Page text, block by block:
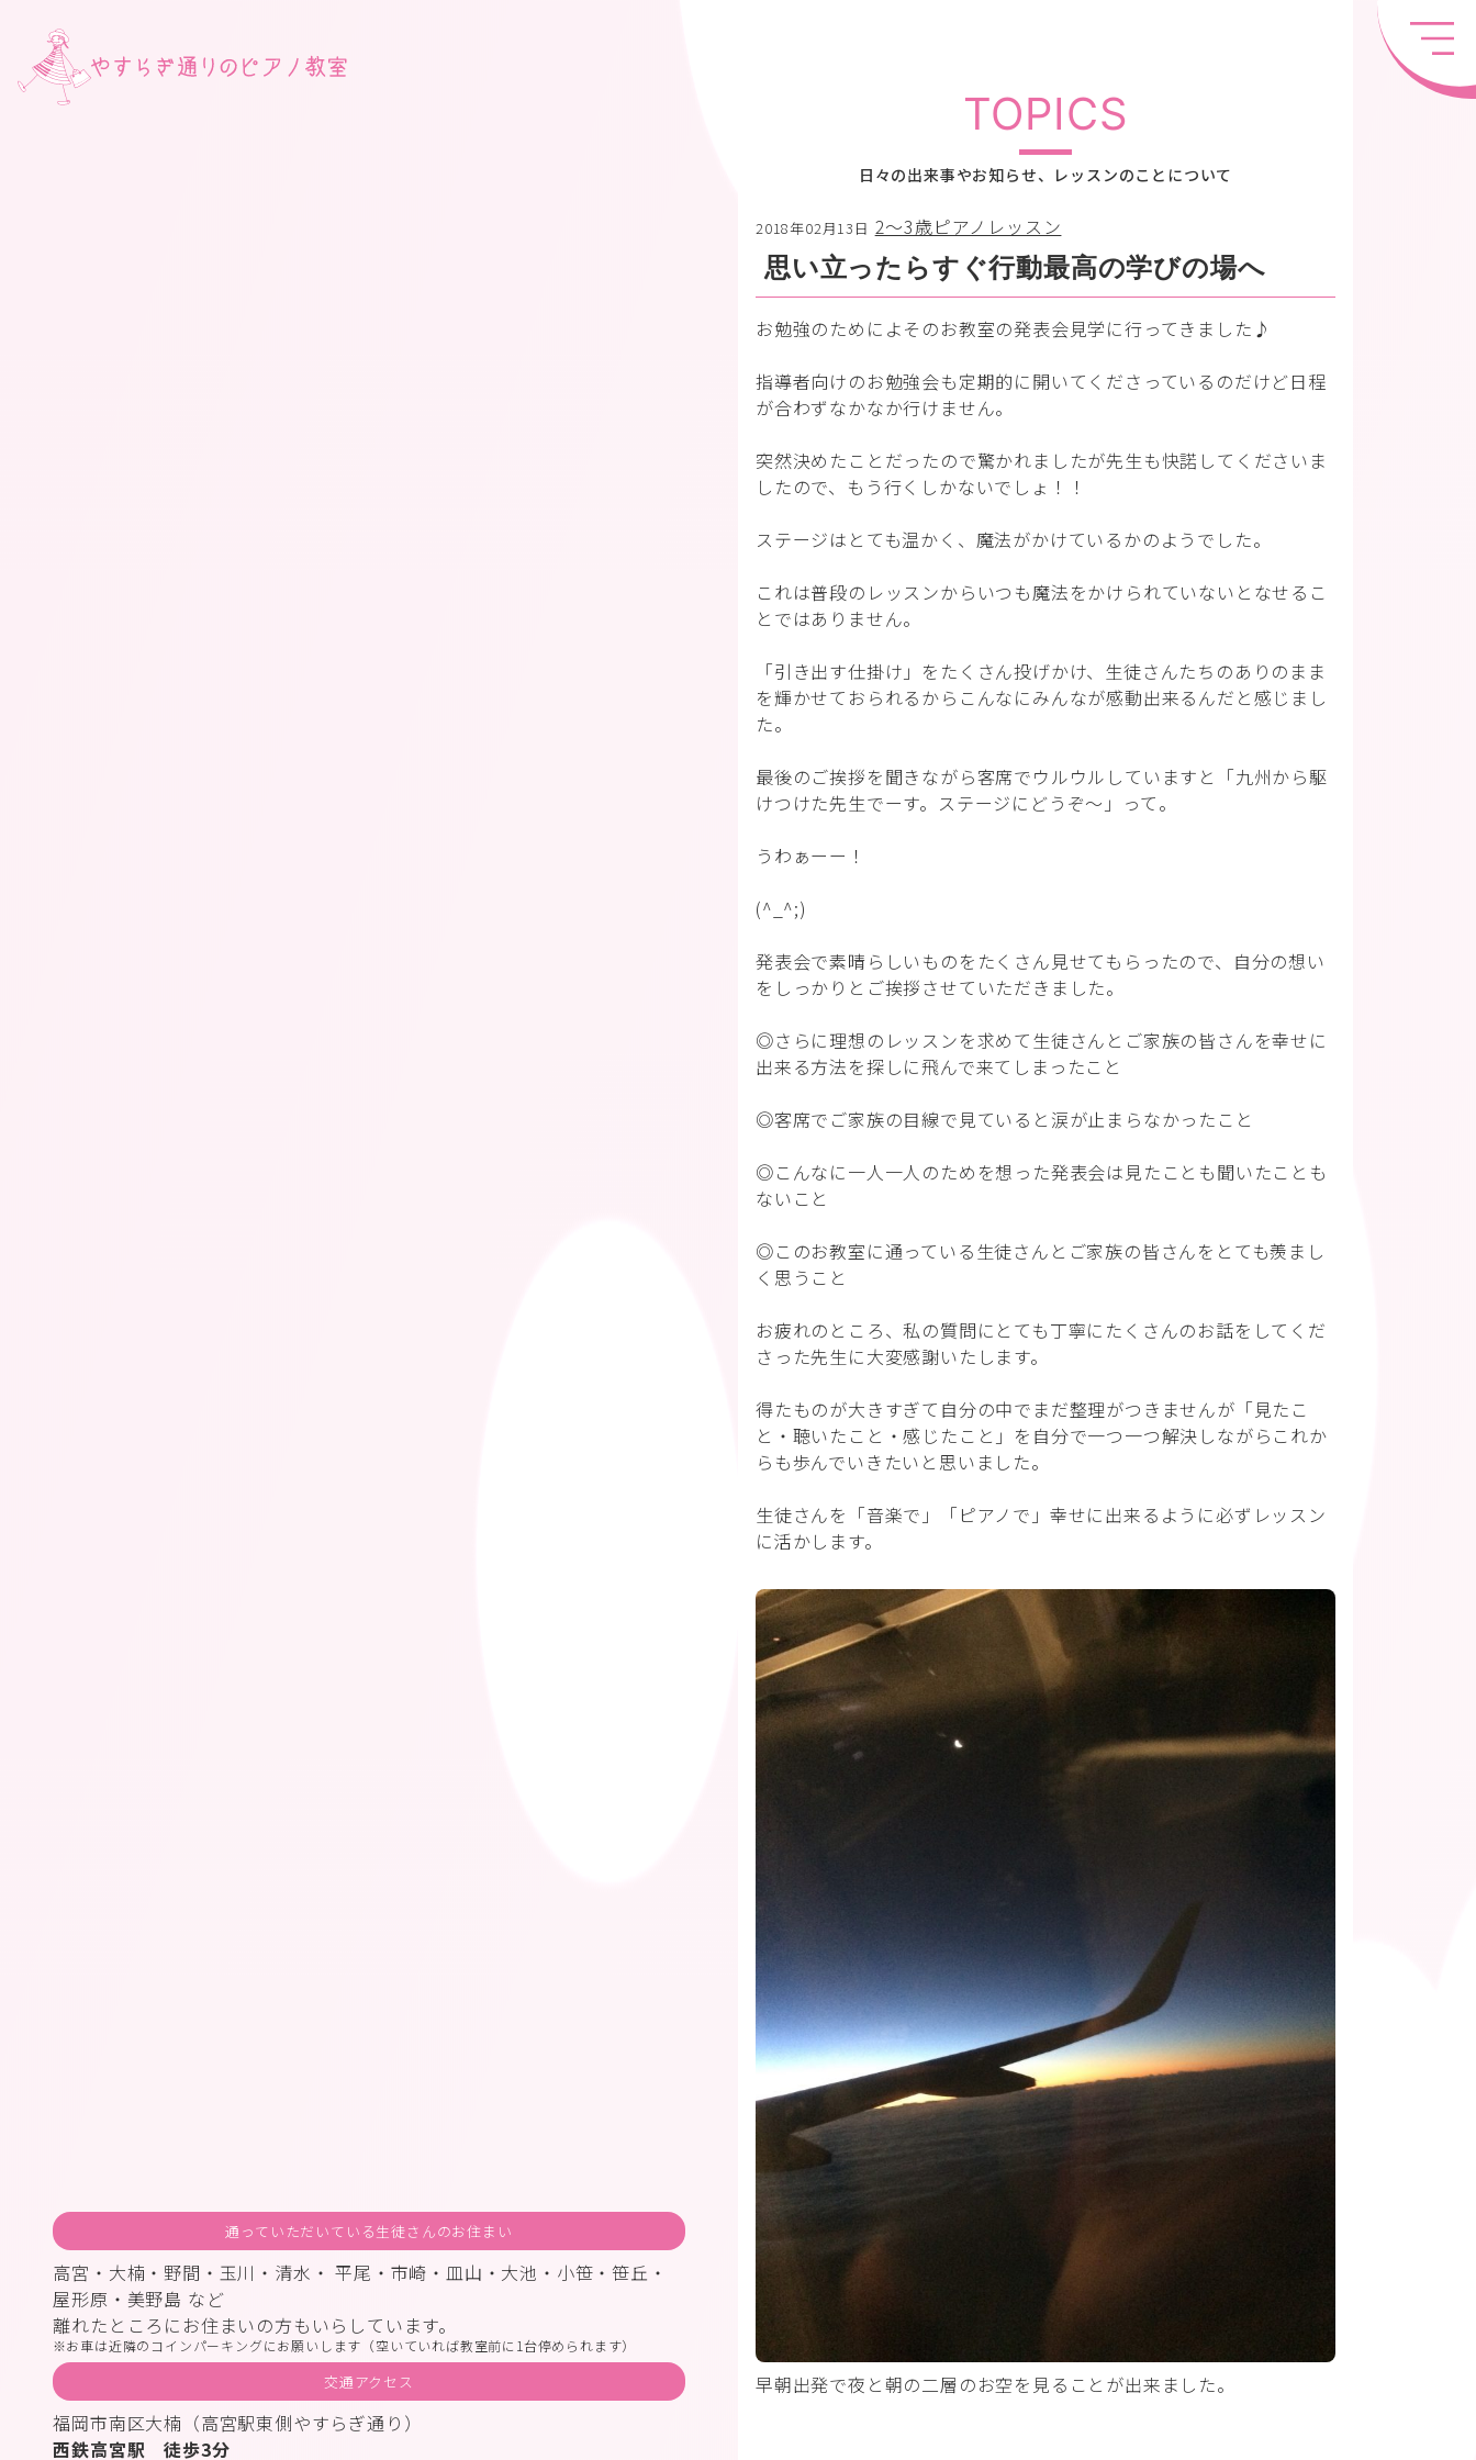
TOPICS
日々の出来事やお知らせ、レッスンのことについて
2018年02月13日 2〜3歳ピアノレッスン
思い立ったらすぐ行動最高の学びの場へ
お勉強のためによそのお教室の発表会見学に行ってきました♪
指導者向けのお勉強会も定期的に開いてくださっているのだけど日程
が合わずなかなか行けません。
突然決めたことだったので驚かれましたが先生も快諾してくださいま
したので、もう行くしかないでしょ！！
ステージはとても温かく、魔法がかけているかのようでした。
これは普段のレッスンからいつも魔法をかけられていないとなせるこ
とではありません。
「引き出す仕掛け」をたくさん投げかけ、生徒さんたちのありのまま
を輝かせておられるからこんなにみんなが感動出来るんだと感じまし
た。
最後のご挨拶を聞きながら客席でウルウルしていますと「九州から駆
けつけた先生でーす。ステージにどうぞ～」って。
うわぁーー！
(^_^;)
発表会で素晴らしいものをたくさん見せてもらったので、自分の想い
をしっかりとご挨拶させていただきました。
◎さらに理想のレッスンを求めて生徒さんとご家族の皆さんを幸せに
出来る方法を探しに飛んで来てしまったこと
◎客席でご家族の目線で見ていると涙が止まらなかったこと
◎こんなに一人一人のためを想った発表会は見たことも聞いたことも
ないこと
◎このお教室に通っている生徒さんとご家族の皆さんをとても羨まし
く思うこと
お疲れのところ、私の質問にとても丁寧にたくさんのお話をしてくだ
さった先生に大変感謝いたします。
得たものが大きすぎて自分の中でまだ整理がつきませんが「見たこ
と・聴いたこと・感じたこと」を自分で一つ一つ解決しながらこれか
らも歩んでいきたいと思いました。
生徒さんを「音楽で」「ピアノで」幸せに出来るように必ずレッスン
に活かします。
早朝出発で夜と朝の二層のお空を見ることが出来ました。
通っていただいている生徒さんのお住まい
高宮・大楠・野間・玉川・清水・ 平尾・市崎・皿山・大池・小笹・笹丘・
屋形原・美野島 など
離れたところにお住まいの方もいらしています。
お車は近隣のコインパーキングにお願いします（空いていれば教室前に1台停められます）
交通アクセス
福岡市南区大楠（高宮駅東側やすらぎ通り）
西鉄高宮駅 徒歩3分